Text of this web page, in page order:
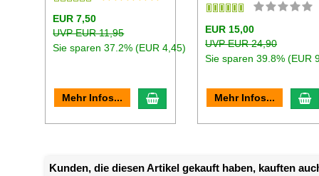
EUR 7,50
UVP EUR 11,95
Sie sparen 37.2% (EUR 4,45)
Mehr Infos... In den Warenkorb
EUR 15,00
UVP EUR 24,90
Sie sparen 39.8% (EUR
Mehr Infos...
Kunden, die diesen Artikel gekauft haben, kauften